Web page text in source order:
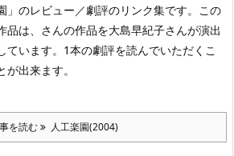
」のレビュー／劇評のリンク集です。この
品は、さんの作品を大島早紀子さんが演出
ています。1本の劇評を読んでいただくこ
が出来ます。
を読む 人工楽園(2004)